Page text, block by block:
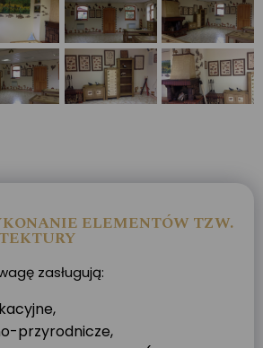
ELEMENTÓW TZW.
zasługują:
przyrodnicze,